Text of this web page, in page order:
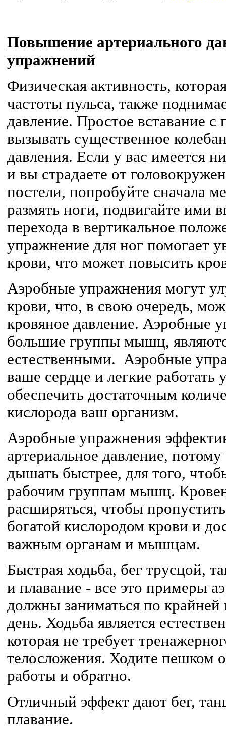
Повышение артериального
упражнений
Физическая активность,
частоты пульса, также
давление. Простое вставание
вызывать существенное
давления. Если у вас имеется
и вы страдаете от
постели, попробуйте сначала
размять ноги, подвигайте ими
перехода в вертикальное
упражнение для ног помогает
крови, что может повысить
Аэробные упражнения могут
крови, что, в свою очередь,
кровяное давление. Аэробные
большие группы мышц,
естественными. Аэробные
ваше сердце и легкие работать
обеспечить достаточным
кислорода ваш организм.
Аэробные упражнения
артериальное давление,
дышать быстрее, для того,
рабочим группам мышц.
расширяться, чтобы
богатой кислородом крови и
важным органам и мышцам.
Быстрая ходьба, бег трусцой,
и плавание - все это примеры
должны заниматься по
день. Ходьба является
которая не требует
телосложения. Ходите пешком
работы и обратно.
Отличный эффект дают бег,
плавание.